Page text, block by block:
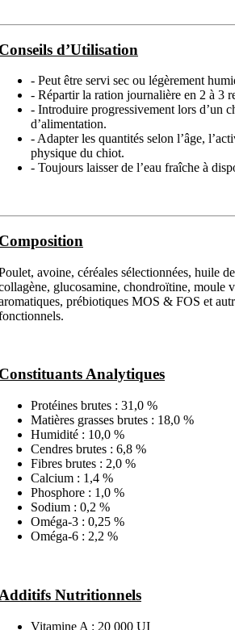
d’Utilisation
- Peut être servi sec ou légèrement
- Répartir la ration journalière en 2 à 3
- Introduire progressivement lors d’un
d’alimentation.
- Adapter les quantités selon l’âge,
physique du chiot.
- Toujours laisser de l’eau fraîche à
avoine, céréales sélectionnées, huile
glucosamine, chondroïtine, moule
prébiotiques MOS & FOS et
Analytiques
Protéines brutes : 31,0 %
Matières grasses brutes : 18,0 %
Humidité : 10,0 %
Cendres brutes : 6,8 %
Fibres brutes : 2,0 %
Calcium : 1,4 %
Phosphore : 1,0 %
Sodium : 0,2 %
Oméga-3 : 0,25 %
Oméga-6 : 2,2 %
Nutritionnels
Vitamine A : 20 000 UI